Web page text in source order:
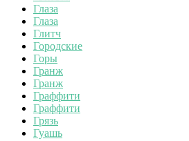
Глаза
Глаза
Глитч
Городские
Горы
Гранж
Гранж
Граффити
Граффити
Грязь
Гуашь